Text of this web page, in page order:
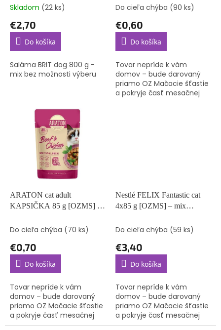
Skladom (22 ks)
€2,70
Do košíka
Saláma BRIT dog 800 g -
mix bez možnosti výberu
výberu)
Do cieľa chýba (90 ks)
€0,60
Do košíka
Tovar nepríde k vám
domov – bude darovaný
priamo OZ Mačacie šťastie
a pokryje časť mesačnej
spotreby krmiva pre
ARATON cat adult
KAPSIČKA 85 g [OZMS] / 1
vybrať konkrétnu príchuť
Do cieľa chýba (70 ks)
€0,70
Do košíka
Tovar nepríde k vám
domov – bude darovaný
priamo OZ Mačacie šťastie
a pokryje časť mesačnej
spotreby krmiva pre
Nestlé FELIX Fantastic cat
4x85 g [OZMS] – mix
Do cieľa chýba (59 ks)
€3,40
Do košíka
Tovar nepríde k vám
domov – bude darovaný
priamo OZ Mačacie šťastie
a pokryje časť mesačnej
spotreby krmiva pre